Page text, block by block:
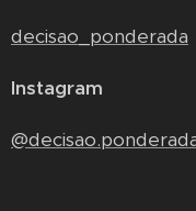
decisao_ponderada
Instagram